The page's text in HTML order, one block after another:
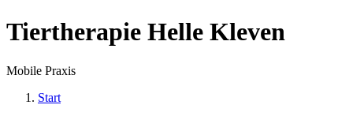
Tiertherapie Helle Kleven
Mobile Praxis
Start